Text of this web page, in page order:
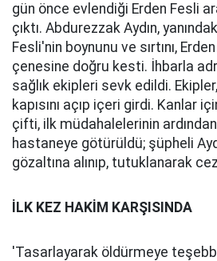
gün önce evlendiği Erden Fesli
çıktı. Abdurezzak Aydın,
Fesli'nin boynunu ve sırtını,
çenesine doğru kesti. İhbarla
sağlık ekipleri sevk edildi.
kapısını açıp içeri girdi. Kanlar
çifti, ilk müdahalelerinin
hastaneye götürüldü; şüpheli
gözaltına alınıp, tutuklanarak
İLK KEZ HAKİM KARŞISINDA
'Tasarlayarak öldürmeye